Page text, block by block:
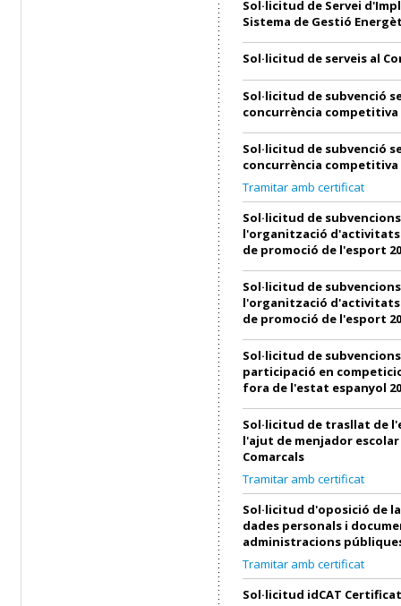
Sol·licitud de Servei
Sistema de Gestió
Sol·licitud de serveis al
Sol·licitud de subvenció
concurrència competitiva
Sol·licitud de subvenció
concurrència competitiva
Tramitar amb certificat
Sol·licitud de
l'organització
de promoció de l'esport
Sol·licitud de
l'organització
de promoció de l'esport
Sol·licitud de
participació en
fora de l'estat espanyol
Sol·licitud de trasllat de
l'ajut de menjador
Comarcals
Tramitar amb certificat
Sol·licitud d'oposició de
dades personals i
administracions
Tramitar amb certificat
Sol·licitud idCAT Certificat